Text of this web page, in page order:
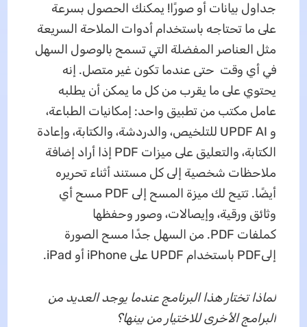
جداول بيانات أو صورًا! يمكنك الحصول بسرعة
على ما تحتاجه باستخدام أدوات الملاحة السريعة
مثل العناصر المفضلة التي تسمح بالوصول السهل
في أي وقت حتى عندما تكون غير متصل. إنه
يحتوي على ما يقرب من كل ما يمكن أن يطلبه
عامل مكتب من تطبيق واحد: إمكانيات الطباعة،
و UPDF AI للتلخيص، والدردشة، والكتابة، وإعادة
الكتابة، والتعليق على ميزات PDF إذا أراد إضافة
ملاحظات شخصية إلى كل مستند أثناء تحريره
أيضًا. تتيح لك ميزة المسح إلى PDF مسح أي
وثائق ورقية، وإيصالات، وصور وحفظها
كملفات PDF. من السهل جدًا مسح
الصورة
إلىPDF باستخدام UPDF على iPhone أو iPad.
لماذا تختار هذا البرنامج عندما يوجد العديد من
البرامج الأخرى للاختيار من بينها؟